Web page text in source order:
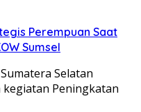
Perempuan Saat
Sumsel
Selatan
kegiatan Peningkatan